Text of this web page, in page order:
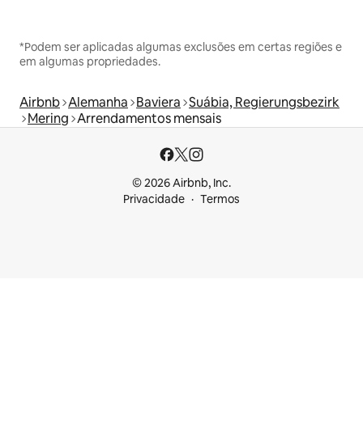
*Podem ser aplicadas algumas exclusões em certas regiões e
em algumas propriedades.
Airbnb Alemanha Baviera Suábia, Regierungsbezirk
Mering Arrendamentos mensais
© 2026 Airbnb, Inc.
Privacidade
Termos